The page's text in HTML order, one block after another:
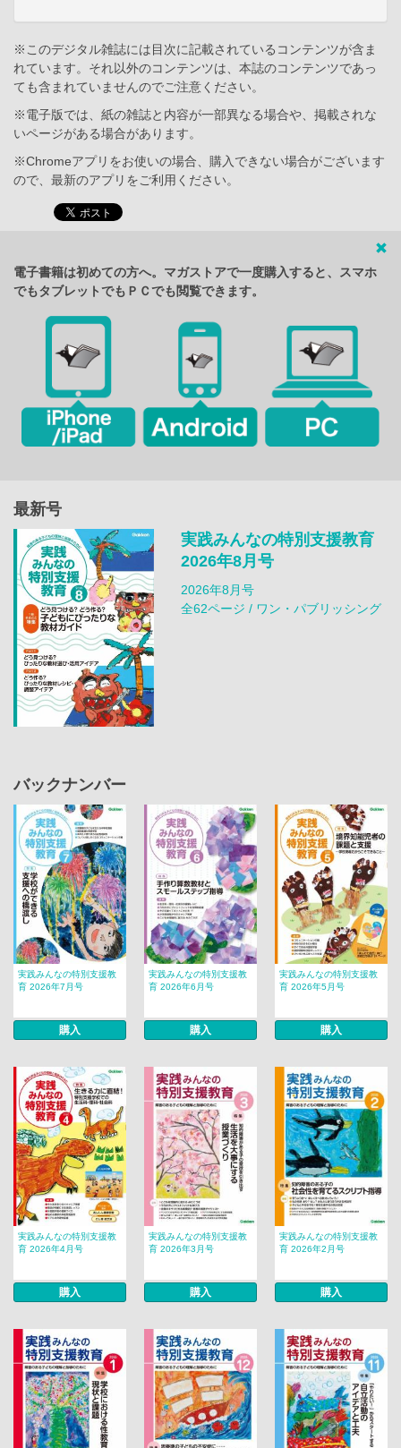
※このデジタル雑誌には目次に記載されているコンテンツが含ま
れています。それ以外のコンテンツは、本誌のコンテンツであっ
ても含まれていませんのでご注意ください。
※電子版では、紙の雑誌と内容が一部異なる場合や、掲載されな
いページがある場合があります。
※Chromeアプリをお使いの場合、購入できない場合がございます
ので、最新のアプリをご利用ください。
電子書籍は初めての方へ。マガストアで一度購入すると、スマホ
でもタブレットでもＰＣでも閲覧できます。
最新号
実践みんなの特別支援教育
2026年8月号
2026年8月号
全62ページ / ワン・パブリッシング
バックナンバー
実践みんなの特別支援教
育 2026年7月号
購入
実践みんなの特別支援教
育 2026年6月号
購入
実践みんなの特別支援教
育 2026年5月号
購入
実践みんなの特別支援教
育 2026年4月号
購入
実践みんなの特別支援教
育 2026年3月号
購入
実践みんなの特別支援教
育 2026年2月号
購入